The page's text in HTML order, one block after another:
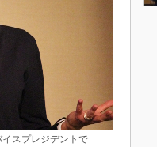
スプレジデントで